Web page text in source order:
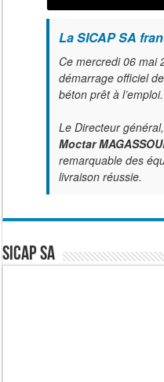
La SICAP SA
Ce mercredi 06 mai
démarrage officiel
béton prêt à l’emploi.
Le Directeur général,
Moctar
remarquable des
livraison réussie.
SICAP SA